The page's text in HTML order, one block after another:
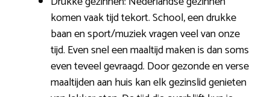
komen vaak tijd tekort. School, een drukke
baan en sport/muziek vragen veel van onze
tijd. Even snel een maaltijd maken is dan soms
even teveel gevraagd. Door gezonde en verse
maaltijden aan huis kan elk gezinslid genieten